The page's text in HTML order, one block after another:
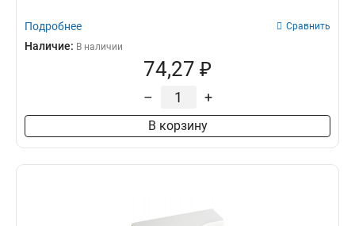
Подробнее Сравнить
Наличие: В наличии
74,27 ₽
– +
В корзину